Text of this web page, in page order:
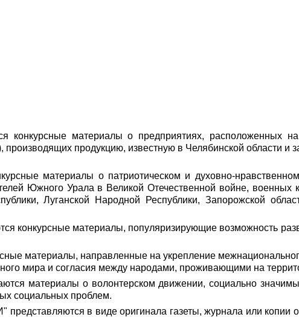
материалы о предприятиях, расположенных на
производящих продукцию, известную в Челябинской области и
материалы о патриотическом и духовно-
Южного Урала в Великой Отечественной войне, военных
Луганской Народной Республики, Запорожской
конкурсные материалы, популяризирующие возможность
материалы, направленные на укрепление
мира и согласия между народами, проживающими на
материалы о волонтерском движении, социально
социальных проблем.
в виде оригинала газеты, журнала или копии